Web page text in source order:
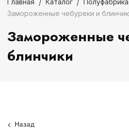
Главная Каталог
Замороженные чебуреки и
Замороженные
блинчики
Назад